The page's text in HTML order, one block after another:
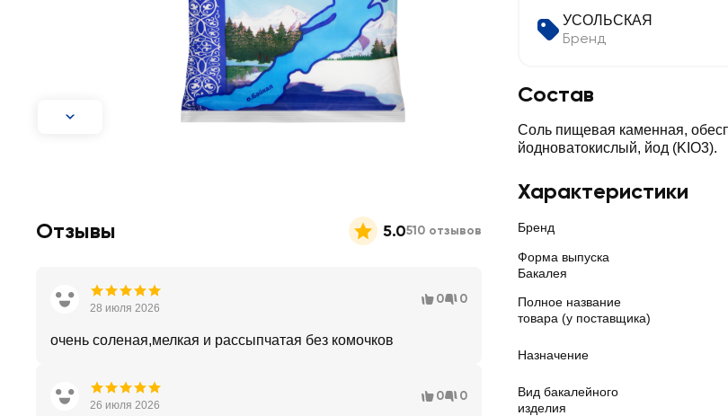
УСОЛЬСКАЯ
Бренд
Состав
Соль пищевая каменная,
йодноватокислый, йод (KIO3).
Характеристики
Бренд
Форма выпуска
Бакалея
Полное название
товара (у поставщика)
Назначение
Вид бакалейного
изделия
Отзывы 5.0510 отзывов
28 июля 2026
0 0
очень соленая,мелкая и рассыпчатая без комочков
26 июля 2026
0 0